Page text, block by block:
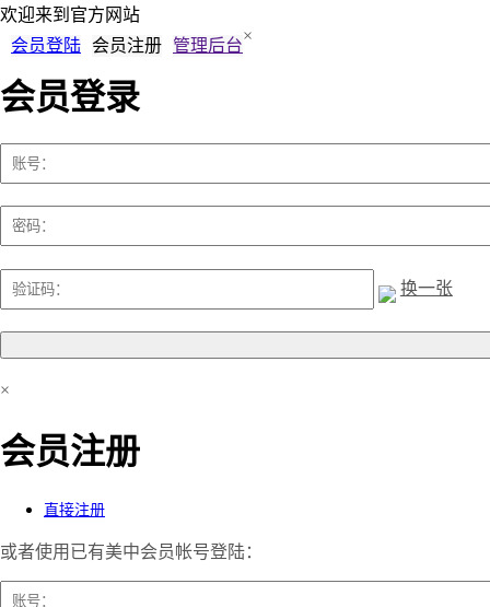
欢迎来到 官方网站
会员登陆
会员注册 管理后台
×
会员登录
换一张
×
会员注册
直接注册
或者使用已有美中会员帐号登陆：